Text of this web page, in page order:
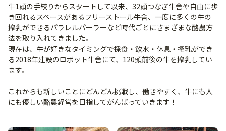
牛1頭の手絞りからスタートして以来、32頭つなぎ牛舎や自由に歩
き回れるスペースがあるフリーストール牛舎、一度に多くの牛の
搾乳ができるパラレルパーラーなど時代ごとにさまざまな酪農方
法を取り入れてきました。
現在は、牛が好きなタイミングで採食・飲水・休息・搾乳ができ
る2018年建設のロボット牛舎にて、120頭前後の牛を搾乳してい
ます。
これからも新しいことにどんどん挑戦し、働きやすく、牛にも人
にも優しい酪農経営を目指してがんばっていきます！